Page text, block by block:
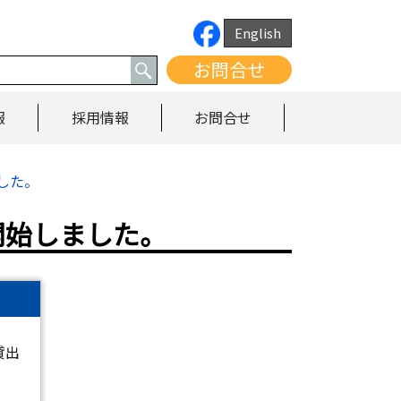
English
お問合せ
採用情報 お問合せ
。
しました。
出